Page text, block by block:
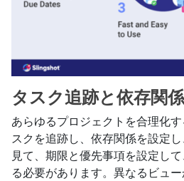
タスク追跡と依存関係
あらゆるプロジェクトを合理化
スクを追跡し、依存関係を設定
見て、期限と優先事項を設定し
る必要があります。異なるビュ